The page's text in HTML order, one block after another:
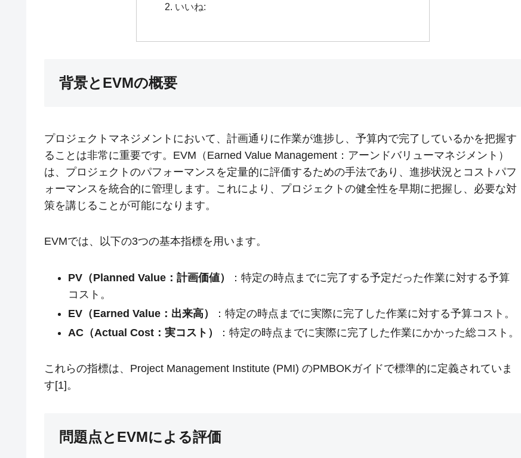
いいね:
背景とEVMの概要
プロジェクトマネジメントにおいて、計画通りに作業が進捗し、予算内で完了しているかを把握す
ることは非常に重要です。EVM（Earned Value Management：アーンドバリューマネジメント）
は、プロジェクトのパフォーマンスを定量的に評価するための手法であり、進捗状況とコストパフ
ォーマンスを統合的に管理します。これにより、プロジェクトの健全性を早期に把握し、必要な対
策を講じることが可能になります。
EVMでは、以下の3つの基本指標を用います。
PV（Planned Value：計画価値）
：特定の時点までに完了する予定だった作業に対する予算
コスト。
EV（Earned Value：出来高）
：特定の時点までに実際に完了した作業に対する予算コスト。
AC（Actual Cost：実コスト）
：特定の時点までに実際に完了した作業にかかった総コスト。
これらの指標は、Project Management Institute (PMI) のPMBOKガイドで標準的に定義されていま
す[1]。
問題点とEVMによる評価